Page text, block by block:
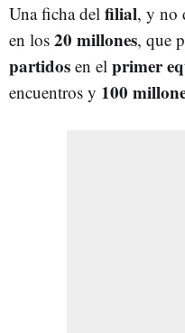
Una ficha del filial, y no
en los 20 millones, que
partidos en el primer
encuentros y 100